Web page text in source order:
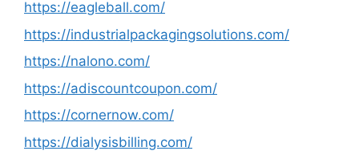
https://eagleball.com/
https://industrialpackagingsolutions.com/
https://nalono.com/
https://adiscountcoupon.com/
https://cornernow.com/
https://dialysisbilling.com/